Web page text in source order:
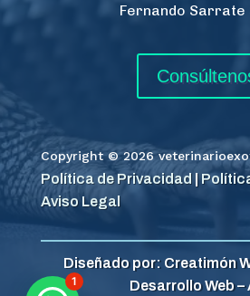
Fernando Sarrate
Copyright © 2026
Política de Privacidad |
Aviso Legal
Diseñado por: Creatimón
Desarrollo Web –
1